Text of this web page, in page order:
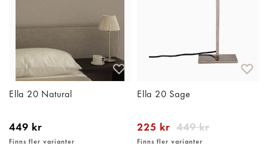
Ella 20 Natural
449 kr
Finns fler varianter
Ella 20 Sage
225 kr 449 kr
Finns fler varianter